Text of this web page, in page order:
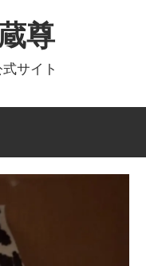
尊
サイト